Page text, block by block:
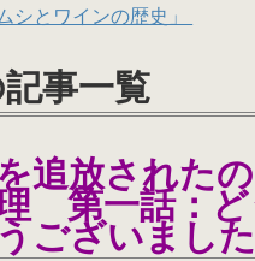
シとワインの歴史」
事一覧
追放された
第一話：ど
ございました